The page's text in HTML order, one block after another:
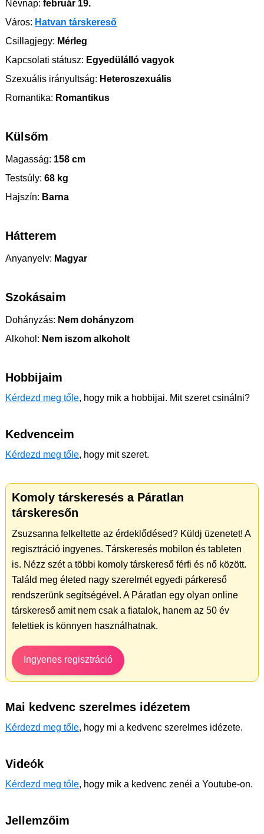
Névnap: február 19.
Város: Hatvan társkereső
Csillagjegy: Mérleg
Kapcsolati státusz: Egyedülálló vagyok
Szexuális irányultság: Heteroszexuális
Romantika: Romantikus
Külsőm
Magasság: 158 cm
Testsúly: 68 kg
Hajszín: Barna
Hátterem
Anyanyelv: Magyar
Szokásaim
Dohányzás: Nem dohányzom
Alkohol: Nem iszom alkoholt
Hobbijaim
Kérdezd meg tőle, hogy mik a hobbijai. Mit szeret csinálni?
Kedvenceim
Kérdezd meg tőle, hogy mit szeret.
Komoly társkeresés a Páratlan
társkeresőn
Zsuzsanna felkeltette az érdeklődésed? Küldj üzenetet! A
regisztráció ingyenes. Társkeresés mobilon és tableten
is. Nézz szét a többi komoly társkereső férfi és nő között.
Találd meg életed nagy szerelmét egyedi párkereső
rendszerünk segítségével. A Páratlan egy olyan online
társkereső amit nem csak a fiatalok, hanem az 50 év
felettiek is könnyen használhatnak.
Ingyenes regisztráció
Mai kedvenc szerelmes idézetem
Kérdezd meg tőle, hogy mi a kedvenc szerelmes idézete.
Videók
Kérdezd meg tőle, hogy mik a kedvenc zenéi a Youtube-on.
Jellemzőim